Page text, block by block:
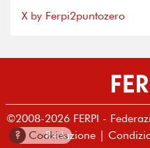
X by Ferpi2puntozero
©2008-2026 FERPI -
Redazione|
? Cookies